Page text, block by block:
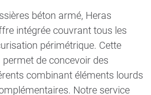
béton armé, Heras
intégrée couvrant tous les
périmétrique. Cette
permet de concevoir des
combinant éléments lourds
Notre service